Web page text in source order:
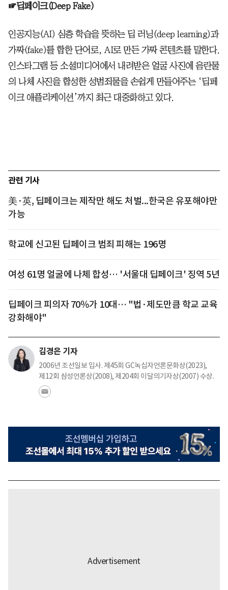
☞딥페이크(Deep Fake)
인공지능(AI) 심층 학습을 뜻하는 딥 러닝(deep learning)과
가짜(fake)를 합한 단어로, AI로 만든 가짜 콘텐츠를 말한다.
인스타그램 등 소셜미디어에서 내려받은 얼굴 사진에 음란물
의 나체 사진을 합성한 성범죄물을 손쉽게 만들어주는 ‘딥페
이크 애플리케이션’까지 최근 대중화하고 있다.
관련 기사
美·英, 딥페이크는 제작만 해도 처벌...한국은 유포해야만
가능
학교에 신고된 딥페이크 범죄 피해는 196명
여성 61명 얼굴에 나체 합성… '서울대 딥페이크' 징역 5년
딥페이크 피의자 70％가 10대… "법·제도만큼 학교 교육
강화해야"
김경은 기자
2006년 조선일보 입사. 제45회 GC녹십자언론문화상(2023),
제12회 삼성언론상(2008), 제204회 이달의기자상(2007) 수상.